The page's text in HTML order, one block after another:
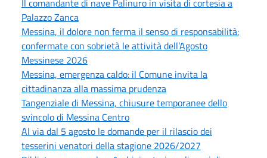
Palazzo Zanca
Messina, il dolore non ferma il senso di responsabilità:
confermate con sobrietà le attività dell’Agosto
Messinese 2026
Messina, emergenza caldo: il Comune invita la
cittadinanza alla massima prudenza
Tangenziale di Messina, chiusure temporanee dello
svincolo di Messina Centro
Al via dal 5 agosto le domande per il rilascio dei
tesserini venatori della stagione 2026/2027